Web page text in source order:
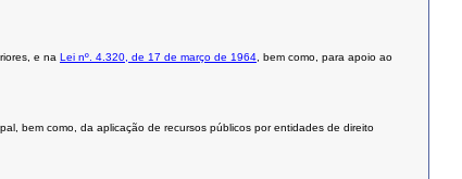
e na Lei nº. 4.320, de 17 de março de 1964, bem como, para apoio ao
bem como, da aplicação de recursos públicos por entidades de direito